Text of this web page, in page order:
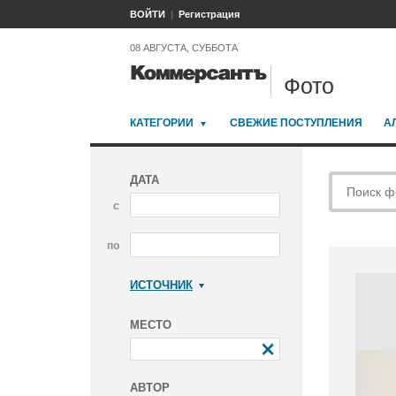
ВОЙТИ Регистрация
08 АВГУСТА, СУББОТА
Фото
КАТЕГОРИИ СВЕЖИЕ ПОСТУПЛЕНИЯ
ДАТА
с
по
ИСТОЧНИК
МЕСТО
АВТОР